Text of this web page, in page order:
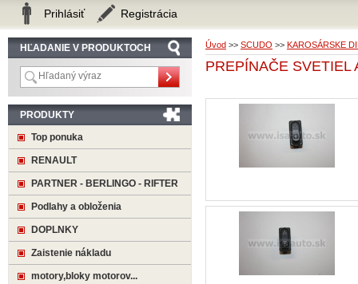
Úvod >> SCUDO >> KAROSÁRSKE
PREPÍNAČE SVETIEL
HĽADANIE V PRODUKTOCH
PRODUKTY
Top ponuka
RENAULT
PARTNER - BERLINGO - RIFTER
Podlahy a obloženia
DOPLNKY
Zaistenie nákladu
motory,bloky motorov...
Prihlásiť Registrácia